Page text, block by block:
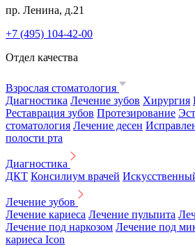
пр. Ленина, д.21
+7 (495) 104-42-00
Отдел качества
Взрослая стоматология
Диагностика Лечение зубов Хирургия
Реставрация зубов Протезирование
стоматология Лечение десен
полости рта
Диагностика
ДКТ Консилиум врачей
Лечение зубов
Лечение кариеса Лечение пульпита
Лечение под наркозом Лечение под
кариеса Icon